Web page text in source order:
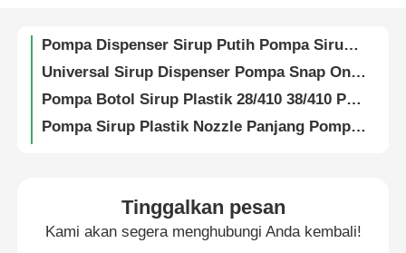
Kontrol kualitas
Hubungi kami
Botol Semprot Kosmetik
Disesuaikan 20/410 Fine Mist Sprayer Transparan Perfume Sprayer Pompa Dengan Tutup
Tinggalkan pesan
Kami akan segera menghubungi Anda kembali!